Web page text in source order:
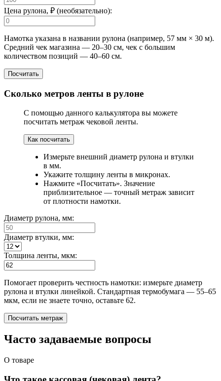
Цена рулона, ₽ (необязательно):
Намотка указана в названии рулона (например, 57 мм × 30 м).
Средний чек магазина — 20–30 см, чек с большим
количеством позиций — 40–60 см.
Посчитать
Сколько метров ленты в рулоне
С помощью данного калькулятора вы можете
посчитать метраж чековой ленты.
Как посчитать
Измерьте внешний диаметр рулона и втулки
в мм.
Укажите толщину ленты в микронах.
Нажмите «Посчитать». Значение
приблизительное — точный метраж зависит
от плотности намотки.
Диаметр рулона, мм:
Диаметр втулки, мм:
Толщина ленты, мкм:
Помогает проверить честность намотки: измерьте диаметр
рулона и втулки линейкой. Стандартная термобумага — 55–65
мкм, если не знаете точно, оставьте 62.
Посчитать метраж
Часто задаваемые вопросы
О товаре